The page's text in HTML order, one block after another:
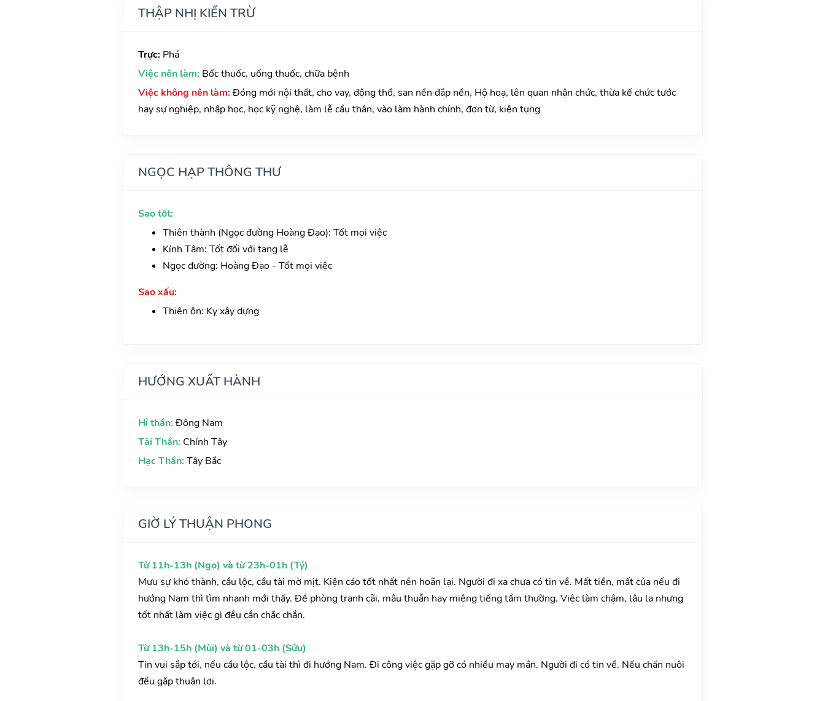
THẬP NHỊ KIẾN TRỪ
Trực: Phá
Việc nên làm: Bốc thuốc, uống thuốc, chữa bệnh
Việc không nên làm: Đóng mới nội thất, cho vay, động thổ, san nền đắp nền, Hộ hoạ, lên quan nhận chức, thừa kế chức tước
hay sự nghiệp, nhập học, học kỹ nghệ, làm lễ cầu thân, vào làm hành chính, đơn từ, kiện tụng
NGỌC HẠP THÔNG THƯ
Sao tốt:
Thiên thành (Ngọc đường Hoàng Đạo): Tốt mọi việc
Kính Tâm: Tốt đối với tang lễ
Ngọc đường: Hoàng Đạo - Tốt mọi việc
Sao xấu:
Thiên ôn: Kỵ xây dựng
HƯỚNG XUẤT HÀNH
Hỉ thần: Đông Nam
Tài Thần: Chính Tây
Hạc Thần: Tây Bắc
GIỜ LÝ THUẬN PHONG
Từ 11h-13h (Ngọ) và từ 23h-01h (Tý)
Mưu sự khó thành, cầu lộc, cầu tài mờ mịt. Kiện cáo tốt nhất nên hoãn lại. Người đi xa chưa có tin về. Mất tiền, mất của nếu đi
hướng Nam thì tìm nhanh mới thấy. Đề phòng tranh cãi, mâu thuẫn hay miệng tiếng tầm thường. Việc làm chậm, lâu la nhưng
tốt nhất làm việc gì đều cần chắc chắn.
Từ 13h-15h (Mùi) và từ 01-03h (Sửu)
Tin vui sắp tới, nếu cầu lộc, cầu tài thì đi hướng Nam. Đi công việc gặp gỡ có nhiều may mắn. Người đi có tin về. Nếu chăn nuôi
đều gặp thuận lợi.